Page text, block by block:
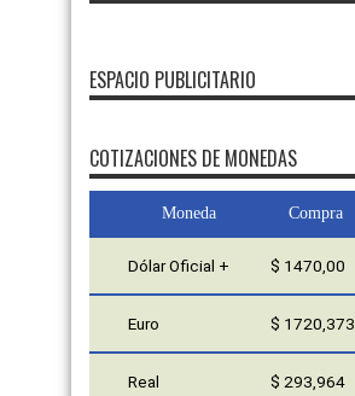
ESPACIO PUBLICITARIO
FMDOS
COTIZACIONES DE MONEDAS
Moneda Compra
Dólar Oficial + $ 1470,00
Euro $ 1720,373
Real $ 293,964